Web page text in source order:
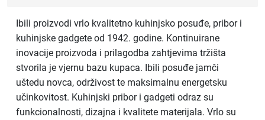
Ibili proizvodi vrlo kvalitetno kuhinjsko posuđe, pribor i
kuhinjske gadgete od 1942. godine. Kontinuirane
inovacije proizvoda i prilagodba zahtjevima tržišta
stvorila je vjernu bazu kupaca. Ibili posuđe jamči
uštedu novca, održivost te maksimalnu energetsku
učinkovitost. Kuhinjski pribor i gadgeti odraz su
funkcionalnosti, dizajna i kvalitete materijala. Vrlo su